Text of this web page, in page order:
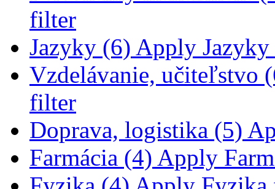
filter
Jazyky (6) Apply
Vzdelávanie, učiteľstvo
filter
Doprava, logistika (5)
Farmácia (4) Apply